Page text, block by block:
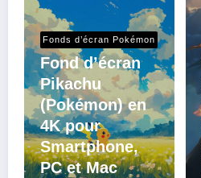
Fonds d’écran Pokémon
Fond d’écran
Pikachu
(Pokémon) en
4K pour
Smartphone,
PC et Mac